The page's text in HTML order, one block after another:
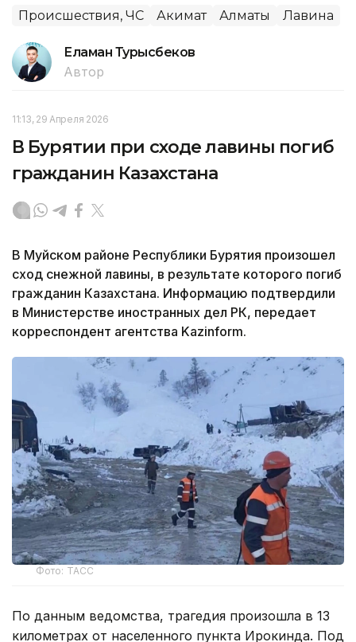
Происшествия, ЧС Акимат Алматы Лавина
Еламан Турысбеков
Автор
11:13, 29 Апреля 2026
В Бурятии при сходе лавины погиб
гражданин Казахстана
В Муйском районе Республики Бурятия произошел
сход снежной лавины, в результате которого погиб
гражданин Казахстана. Информацию подтвердили
в Министерстве иностранных дел РК, передает
корреспондент агентства Kazinform.
Фото: ТАСС
По данным ведомства, трагедия произошла в 13
километрах от населенного пункта Ирокинда. Под